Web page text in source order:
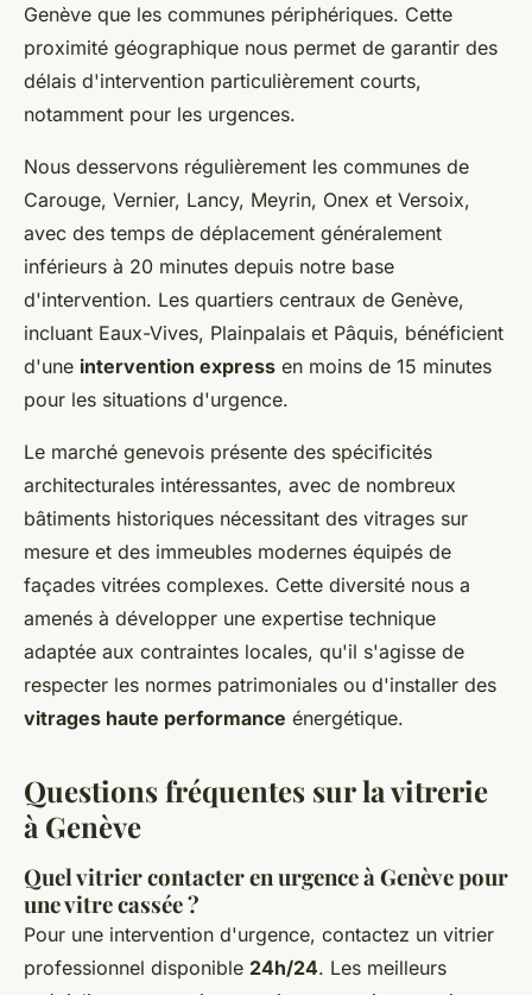
Genève que les communes périphériques. Cette
proximité géographique nous permet de garantir des
délais d'intervention particulièrement courts,
notamment pour les urgences.
Nous desservons régulièrement les communes de
Carouge, Vernier, Lancy, Meyrin, Onex et Versoix,
avec des temps de déplacement généralement
inférieurs à 20 minutes depuis notre base
d'intervention. Les quartiers centraux de Genève,
incluant Eaux-Vives, Plainpalais et Pâquis, bénéficient
d'une intervention express en moins de 15 minutes
pour les situations d'urgence.
Le marché genevois présente des spécificités
architecturales intéressantes, avec de nombreux
bâtiments historiques nécessitant des vitrages sur
mesure et des immeubles modernes équipés de
façades vitrées complexes. Cette diversité nous a
amenés à développer une expertise technique
adaptée aux contraintes locales, qu'il s'agisse de
respecter les normes patrimoniales ou d'installer des
vitrages haute performance énergétique.
Questions fréquentes sur la vitrerie
à Genève
Quel vitrier contacter en urgence à Genève pour
une vitre cassée ?
Pour une intervention d'urgence, contactez un vitrier
professionnel disponible 24h/24. Les meilleurs